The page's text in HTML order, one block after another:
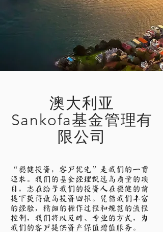
澳大利亚
Sankofa基金管理有
限公司
“稳健投资，客户优先”是我们的一贯
追求。我们的基金经理甄选高质量的项
目，志在给予我们的投资人在稳健的前
提下获得最高投资回报。凭借我们丰富
的经验，精细的操作过程和规范的流程
控制， 我们将以及时、专业的方式，为
我们的客户提供资产保值增值服务。